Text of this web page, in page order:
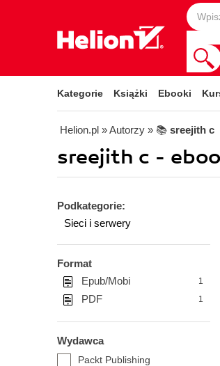
Kategorie Książki Ebooki
Helion.pl » Autorzy » 📚 sreejith c
sreejith c -
Podkategorie:
Sieci i serwery
Format
Epub/Mobi
1
PDF 1
Wydawca
Packt Publishing